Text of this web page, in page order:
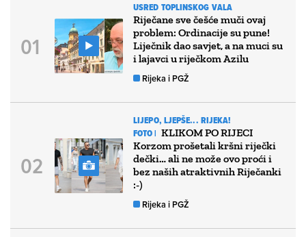
USRED TOPLINSKOG VALA
Riječane sve češće muči ovaj
problem: Ordinacije su pune!
Liječnik dao savjet, a na muci su
i lajavci u riječkom Azilu
Rijeka i PGŽ
LIJEPO, LJEPŠE... RIJEKA!
FOTO | KLIKOM PO RIJECI
Korzom prošetali kršni riječki
dečki… ali ne može ovo proći i
bez naših atraktivnih Riječanki
:-)
Rijeka i PGŽ